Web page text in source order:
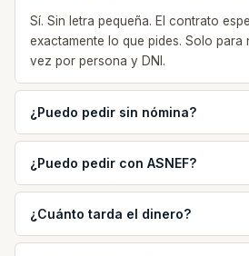
Sí. Sin letra pequeña. El contrato
exactamente lo que pides. Solo para
vez por persona y DNI.
¿Puedo pedir sin nómina?
¿Puedo pedir con ASNEF?
¿Cuánto tarda el dinero?